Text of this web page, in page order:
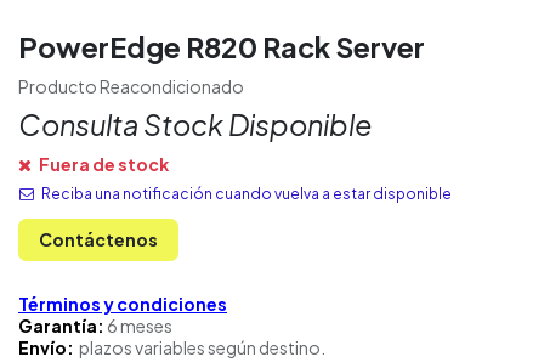
PowerEdge R820 Rack Server
Producto Reacondicionado
Consulta Stock Disponible
Fuera de stock
Reciba una notificación cuando vuelva a estar disponible
Contáctenos
Términos y condiciones
Garantía: 6 meses
Envío: plazos variables según destino.